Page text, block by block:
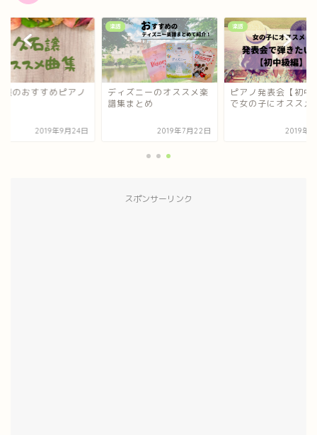
譲のおすすめピアノ
2019年9月24日
楽譜
ディズニーのオススメ楽
譜集まとめ
2019年7月22日
楽譜
ピアノ発表会【初中
で女の子にオススメ
2019年8
スポンサーリンク